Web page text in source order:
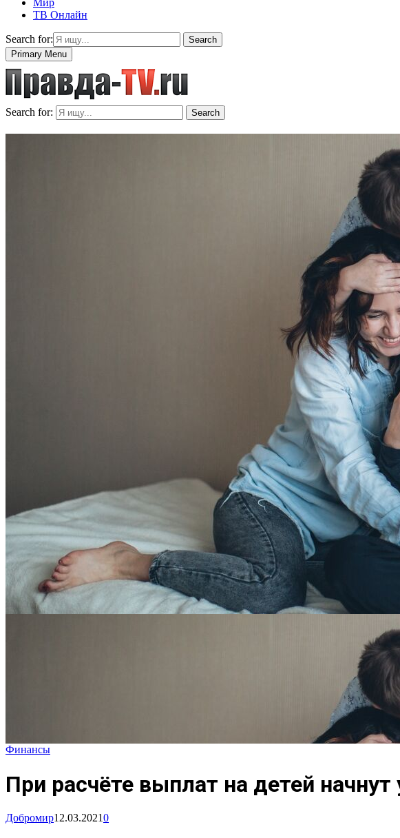
Мир
ТВ Онлайн
Search for:
Search
Primary Menu
Search for: Search
Финансы
При расчёте выплат на детей
Добромир12.03.20210